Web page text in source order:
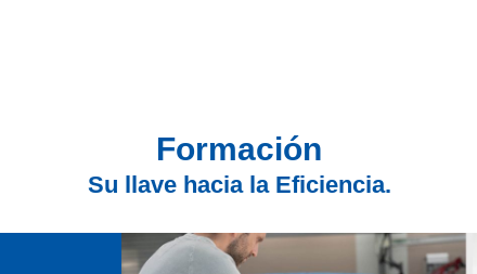
Formación
Su llave hacia la Eficiencia.